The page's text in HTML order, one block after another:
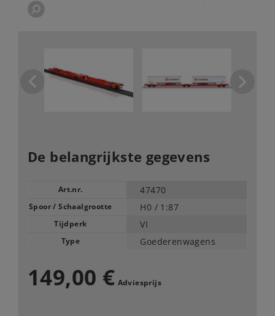
De belangrijkste gegevens
Art.nr. 47470
Spoor / Schaalgrootte H0 / 1:87
Tijdperk VI
Type Goederenwagens
149,00 € Adviesprijs